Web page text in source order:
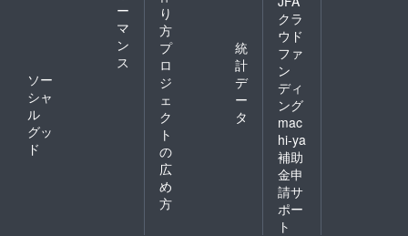
ー
マ
ン
ス
ソー
シャ
ル
グッ
ド
り
方
プ
ロ
ジ
ェ
ク
ト
の
広
め
方
統
計
デ
ー
タ
クラ
ウド
ファ
ン
ディ
ング
mac
hi-ya
補助
金申
請サ
ポー
ト